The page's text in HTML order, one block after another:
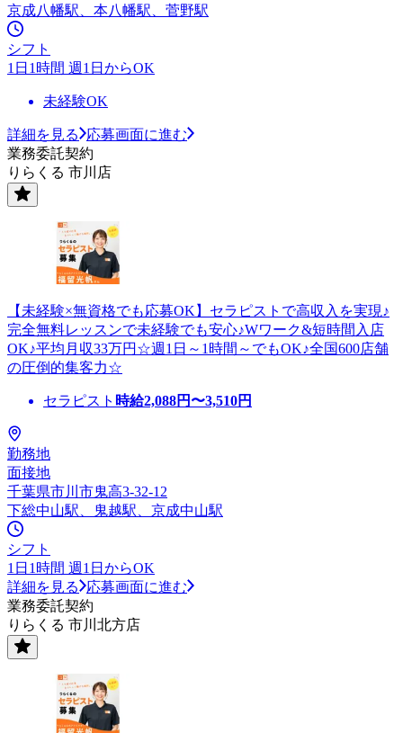
京成八幡駅、本八幡駅、菅野駅
シフト
1日1時間 週1日からOK
未経験OK
詳細を見る
応募画面に進む
業務委託契約
りらくる 市川店
【未経験×無資格でも応募OK】セラピストで高収入を実現♪
完全無料レッスンで未経験でも安心♪Wワーク&短時間入店
OK♪平均月収33万円☆週1日～1時間～でもOK♪全国600店舗
の圧倒的集客力☆
セラピスト 時給2,088円〜3,510円
勤務地
面接地
千葉県市川市鬼高3-32-12
下総中山駅、鬼越駅、京成中山駅
シフト
1日1時間 週1日からOK
詳細を見る
応募画面に進む
業務委託契約
りらくる 市川北方店